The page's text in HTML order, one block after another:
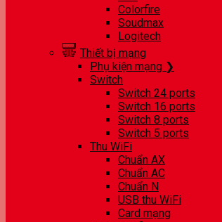
Colorfire
Soudmax
Logitech
Thiết bị mạng
Phụ kiện mạng ❯
Switch
Switch 24 ports
Switch 16 ports
Switch 8 ports
Switch 5 ports
Thu WiFi
Chuẩn AX
Chuẩn AC
Chuẩn N
USB thu WiFi
Card mạng